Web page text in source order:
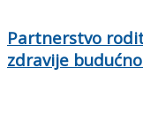
Partnerstvo
zdravije